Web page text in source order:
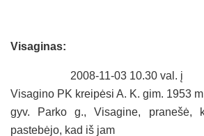
Visaginas:
2008-11-03 10.30 val. į
Visagino PK kreipėsi A. K. gim. 1953 m
gyv. Parko g., Visagine, pranešė,
pastebėjo, kad iš jam